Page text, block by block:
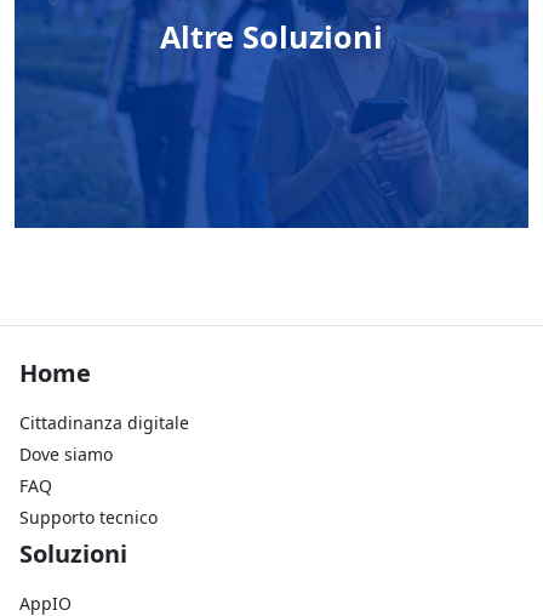
Altre Soluzioni
Footer Home
Home
Cittadinanza digitale
Dove siamo
FAQ
Supporto tecnico
Footer Soluzioni
Soluzioni
AppIO